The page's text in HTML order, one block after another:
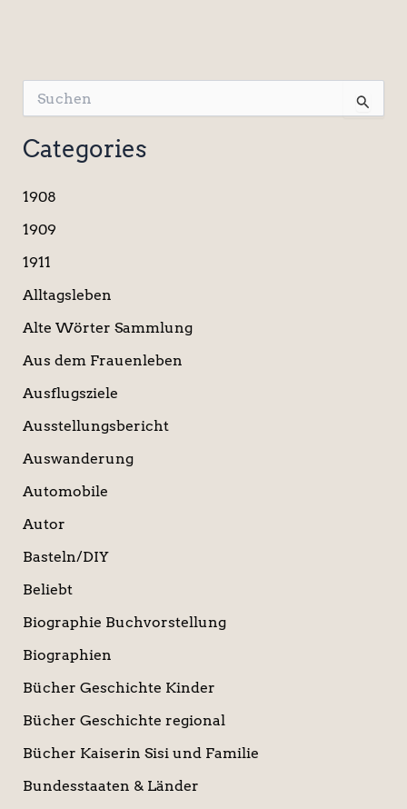
u
c
h
n
a
h
Categories
1908
1909
1911
Alltagsleben
Alte Wörter Sammlung
Aus dem Frauenleben
Ausflugsziele
Ausstellungsbericht
Auswanderung
Automobile
Autor
Basteln/DIY
Beliebt
Biographie Buchvorstellung
Biographien
Bücher Geschichte Kinder
Bücher Geschichte regional
Bücher Kaiserin Sisi und Familie
Bundesstaaten & Länder